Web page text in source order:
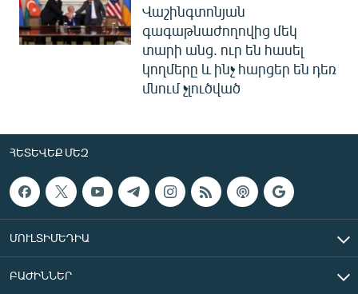
Վաշինգտոնյան
գագաթնաժողովից մեկ
տարի անց. ուր են հասել
կողմերը և ինչ հարցեր են դեռ
մնում չլուծված
ՀԵՏԵՎԵՔ ՄԵԶ
ՄՈՒԼՏԻՄԵԴԻԱ
ԲԱԺԻՆՆԵՐ